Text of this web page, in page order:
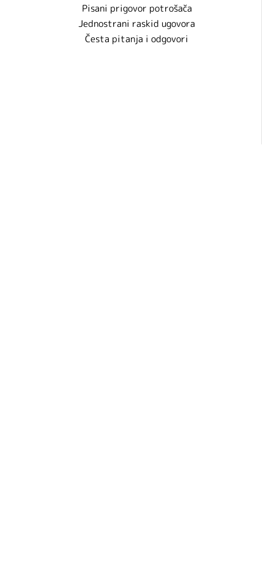
Pisani prigovor potrošača
Jednostrani raskid ugovora
Česta pitanja i odgovori